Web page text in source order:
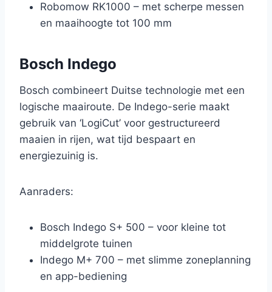
Robomow RK1000 – met scherpe messen
en maaihoogte tot 100 mm
Bosch Indego
Bosch combineert Duitse technologie met een
logische maairoute. De Indego-serie maakt
gebruik van ‘LogiCut’ voor gestructureerd
maaien in rijen, wat tijd bespaart en
energiezuinig is.
Aanraders:
Bosch Indego S+ 500 – voor kleine tot
middelgrote tuinen
Indego M+ 700 – met slimme zoneplanning
en app-bediening